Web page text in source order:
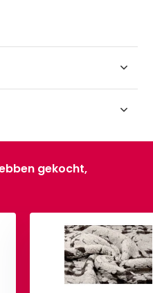
gekocht,